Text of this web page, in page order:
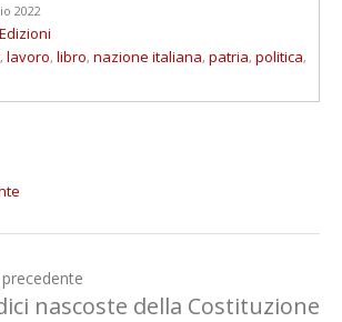
2022
,lavoro,libro,nazione italiana,patria,politica,
nascoste della Costituzione